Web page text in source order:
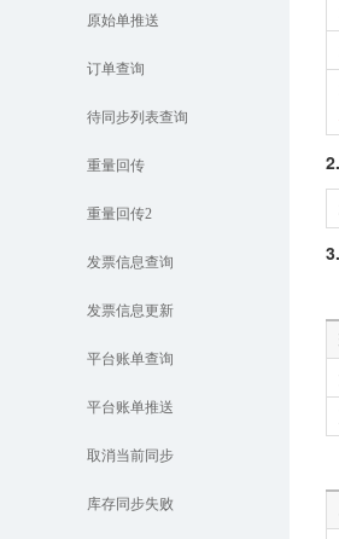
原始单推送
订单查询
待同步列表查询
重量回传
重量回传2
发票信息查询
发票信息更新
平台账单查询
平台账单推送
取消当前同步
库存同步失败